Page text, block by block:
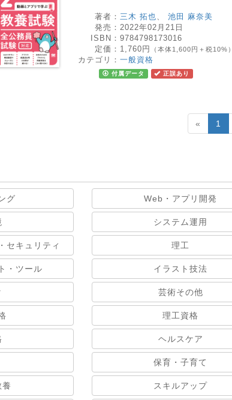
著者： 三木 拓也、 池田 麻奈美
発売： 2022年02月21日
ISBN： 9784798173016
定価： 1,760円 （本体1,600円＋税10%）
カテゴリ： 一般資格
付属データ 正誤あり
« 1
グ Web・アプリ開発
システム運用
セキュリティ 理工
・ツール イラスト技法
芸術その他
理工資格
ヘルスケア
保育・子育て
養 スキルアップ